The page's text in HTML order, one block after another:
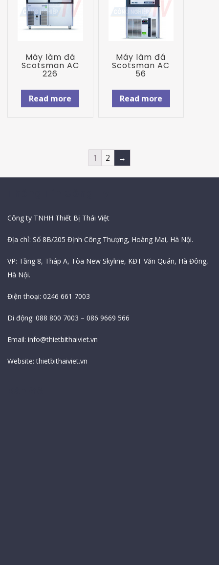
Máy làm đá
Scotsman AC
226
Read more
Máy làm đá
Scotsman AC
56
Read more
1 2 →
Công ty TNHH Thiết Bị Thái Việt
Địa chỉ: Số 8B/205 Định Công Thượng, Hoàng Mai, Hà Nội.
VP: Tầng 8, Tháp A, Tòa New Skyline, KĐT Văn Quán, Hà Đông,
Hà Nội.
Điện thoại: 0246 661 7003
Di động: 088 800 7003 – 086 9669 566
Email: info@thietbithaiviet.vn
Website:thietbithaiviet.vn